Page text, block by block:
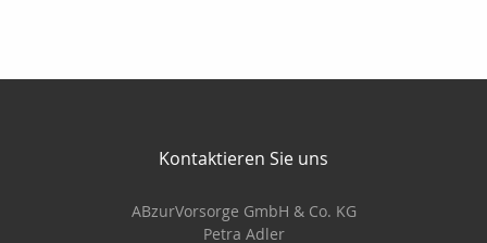
Kontaktieren Sie uns
ABzurVorsorge GmbH & Co. KG
Petra Adler